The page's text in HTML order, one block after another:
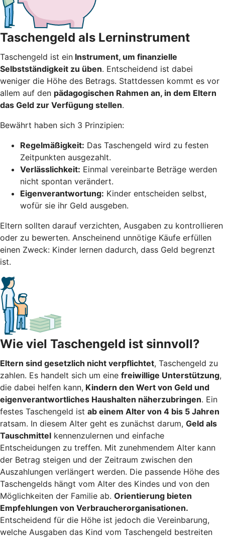
Taschengeld als Lerninstrument
Taschengeld ist ein Instrument, um finanzielle
Selbstständigkeit zu üben. Entscheidend ist dabei
weniger die Höhe des Betrags. Stattdessen kommt es vor
allem auf den pädagogischen Rahmen an, in dem Eltern
das Geld zur Verfügung stellen.
Bewährt haben sich 3 Prinzipien:
Regelmäßigkeit: Das Taschengeld wird zu festen
Zeitpunkten ausgezahlt.
Verlässlichkeit: Einmal vereinbarte Beträge werden
nicht spontan verändert.
Eigenverantwortung: Kinder entscheiden selbst,
wofür sie ihr Geld ausgeben.
Eltern sollten darauf verzichten, Ausgaben zu kontrollieren
oder zu bewerten. Anscheinend unnötige Käufe erfüllen
einen Zweck: Kinder lernen dadurch, dass Geld begrenzt
ist.
Wie viel Taschengeld ist sinnvoll?
Eltern sind gesetzlich nicht verpflichtet, Taschengeld zu
zahlen. Es handelt sich um eine freiwillige Unterstützung,
die dabei helfen kann, Kindern den Wert von Geld und
eigenverantwortliches Haushalten näherzubringen. Ein
festes Taschengeld ist ab einem Alter von 4 bis 5 Jahren
ratsam. In diesem Alter geht es zunächst darum, Geld als
Tauschmittel kennenzulernen und einfache
Entscheidungen zu treffen. Mit zunehmendem Alter kann
der Betrag steigen und der Zeitraum zwischen den
Auszahlungen verlängert werden. Die passende Höhe des
Taschengelds hängt vom Alter des Kindes und von den
Möglichkeiten der Familie ab. Orientierung bieten
Empfehlungen von Verbraucherorganisationen.
Entscheidend für die Höhe ist jedoch die Vereinbarung,
welche Ausgaben das Kind vom Taschengeld bestreiten